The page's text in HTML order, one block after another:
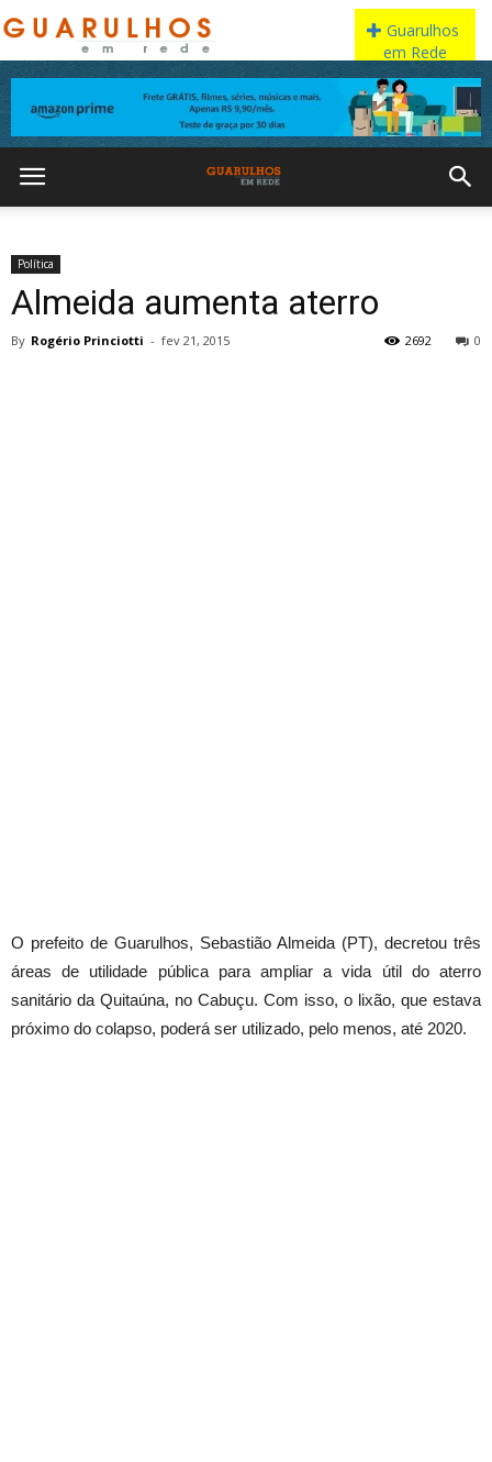
Política
Almeida aumenta aterro
By Rogério Princiotti - fev 21, 2015 0
2692
O prefeito de Guarulhos, Sebastião Almeida (PT), decretou três
áreas de utilidade pública para ampliar a vida útil do aterro
sanitário da Quitaúna, no Cabuçu. Com isso, o lixão, que estava
próximo do colapso, poderá ser utilizado, pelo menos, até 2020.